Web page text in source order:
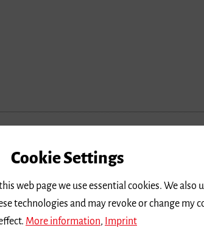
Cookie Settings
web page we use essential cookies. We
technologies and may revoke or change my
More information, Imprint